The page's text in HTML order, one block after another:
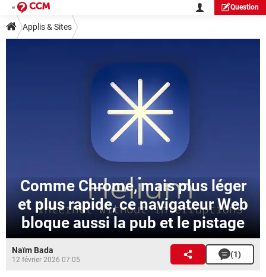
Question
Applis & Sites
Comme Chrome, mais plus léger
et plus rapide, ce navigateur Web
bloque aussi la pub et le pistage
Naïm Bada
12 février 2026 07:05
(1)